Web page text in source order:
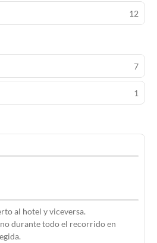
12
7
1
al hotel y viceversa.
durante todo el recorrido en